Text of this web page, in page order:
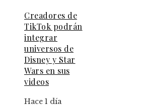
Creadores de
TikTok podrán
integrar
universos de
Disney y Star
Wars en sus
videos
Hace 1 día